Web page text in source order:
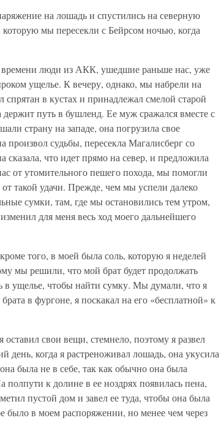
на лошадь и спустились на северную
мы пересекли с Бейрсом ночью, когда
люди из АКК, ушедшие раньше нас, уже
ущелье. К вечеру, однако, мы набрели на
в кустах и принадлежал смелой старой
держит путь в бушленд. Ее муж сражался вместе с
страну на западе, она погрузила свое
судьбы, пересекла Магалисберг со
что идет прямо на север, и предложила
от утомительного пешего похода, мы помогли
такой удачи. Прежде, чем мы успели далеко
сумки, там, где мы остановились тем утром,
для меня весь ход моего дальнейшего
того, в моей была соль, которую я неделей
мы решили, что мой брат будет продолжать
в ущелье, чтобы найти сумку. Мы думали, что я
в фургоне, я поскакал на его «бесплатной» к
оставил свои вещи, стемнело, поэтому я развел
день, когда я растреноживал лошадь, она укусила
была не в себе, так как обычно она была
полпути к долине в ее ноздрях появилась пена,
пустой дом и завел ее туда, чтобы она была
было в моем распоряжении, но менее чем через